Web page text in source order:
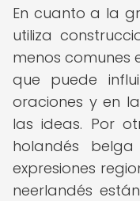
En cuanto a la
utiliza
menos comunes
que puede
oraciones y en
las ideas. Por
holandés
expresiones
neerlandés